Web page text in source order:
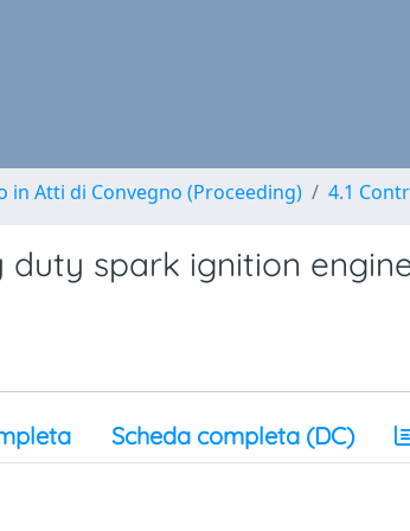
in Atti di Convegno (Proceeding) 4.1
spark ignition
Scheda completa (DC)